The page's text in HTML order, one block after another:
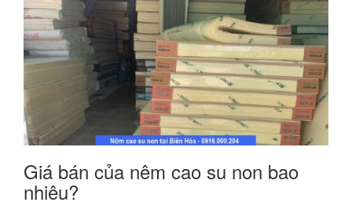
Giá bán của nêm cao su non bao
nhiêu?